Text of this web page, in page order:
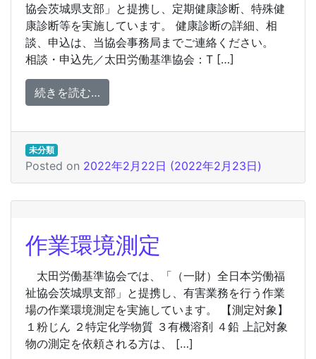
協会茨城県支部」と提携し、定期健康診断、特殊健
康診断等を実施しています。 健康診断の詳細、相
談、申込は、当協会事務局までご連絡ください。
相談・申込先／太田労働基準協会：T […]
続きを読む…
未分類
Posted on 2022年2月22日 (2022年2月23日)
作業環境測定
太田労働基準協会では、「（一財）全日本労働福
祉協会茨城県支部」と提携し、有害業務を行う作業
場の作業環境測定を実施しています。 【測定対象】
１粉じん ２特定化学物質 ３有機溶剤 ４鉛 上記対象
物の測定を依頼される方は、 […]